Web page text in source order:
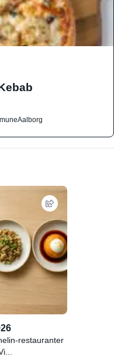
Aalborg
restauranter